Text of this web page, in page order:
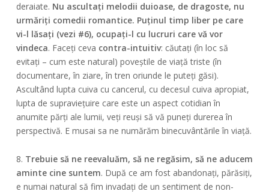
deraiate. Nu ascultați melodii duioase, de dragoste, nu
urmăriți comedii romantice. Puținul timp liber pe care
vi-l lăsați (vezi #6), ocupați-l cu lucruri care vă vor
vindeca. Faceți ceva contra-intuitiv: căutați (în loc să
evitați – cum este natural) poveștile de viață triste (în
documentare, în ziare, în tren oriunde le puteți găsi).
Ascultând lupta cuiva cu cancerul, cu decesul cuiva apropiat,
lupta de supraviețuire care este un aspect cotidian în
anumite părți ale lumii, veți reuși să vă puneți durerea în
perspectivă. E musai sa ne numărăm binecuvântările în viață.
8. Trebuie să ne reevaluăm, să ne regăsim, să ne aducem
aminte cine suntem. După ce am fost abandonați, părăsiți,
e numai natural să fim invadați de un sentiment de non-